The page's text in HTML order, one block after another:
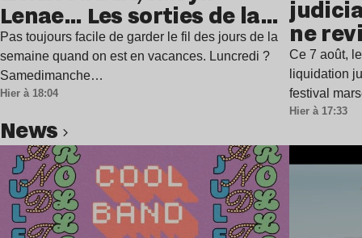
Lenae… Les sorties de la
semaine
Pas toujours facile de garder le fil des jours de la
semaine quand on est en vacances. Luncredi ?
Samedimanche…
Hier à 18:04
ne
Ce 7 août,
liquidation
festival
Hier à 17:33
news
Lire l’article